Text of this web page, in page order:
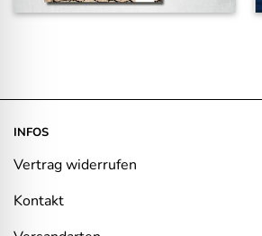
INFOS
Vertrag widerrufen
Kontakt